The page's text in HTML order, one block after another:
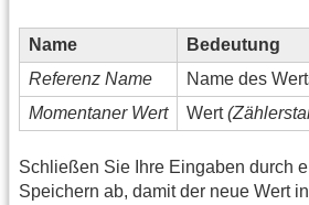
Name
Bedeutung
Referenz Name
Name des
Momentaner Wert
Wert
Schließen Sie Ihre Eingaben durch
Speichern ab, damit der neue Wert